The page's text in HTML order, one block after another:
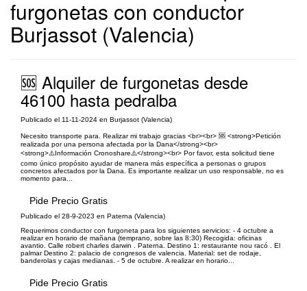
furgonetas con conductor
Burjassot (Valencia)
🆘 Alquiler de furgonetas desde
46100 hasta pedralba
Publicado el 11-11-2024 en Burjassot (Valencia)
Necesito transporte para. Realizar mi trabajo gracias <br><br> 🆘 <strong>Petición
realizada por una persona afectada por la Dana</strong><br>
<strong>⚠️Información Cronoshare⚠️</strong><br> Por favor, esta solicitud tiene
como único propósito ayudar de manera más específica a personas o grupos
concretos afectados por la Dana. Es importante realizar un uso responsable, no es
momento para...
Pide Precio Gratis
Publicado el 28-9-2023 en Paterna (Valencia)
Requerimos conductor con furgoneta para los siguientes servicios: - 4 octubre a
realizar en horario de mañana (temprano, sobre las 8:30) Recogida: oficinas
avantio. Calle robert charles darwin . Paterna. Destino 1: restaurante nou racó . El
palmar Destino 2: palacio de congresos de valencia. Material: set de rodaje,
banderolas y cajas medianas. - 5 de octubre. A realizar en horario...
Pide Precio Gratis